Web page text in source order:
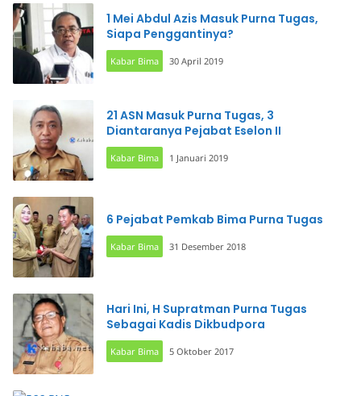
1 Mei Abdul Azis Masuk Purna Tugas,
Siapa Penggantinya?
Kabar Bima 30 April 2019
21 ASN Masuk Purna Tugas, 3
Diantaranya Pejabat Eselon II
Kabar Bima 1 Januari 2019
6 Pejabat Pemkab Bima Purna Tugas
Kabar Bima 31 Desember 2018
Hari Ini, H Supratman Purna Tugas
Sebagai Kadis Dikbudpora
Kabar Bima 5 Oktober 2017